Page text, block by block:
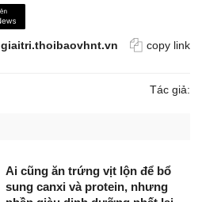
giaitri.thoibaovhnt.vn copy link
Tác giả:
Ai cũng ăn trứng vịt lộn để bổ
sung canxi và protein, nhưng